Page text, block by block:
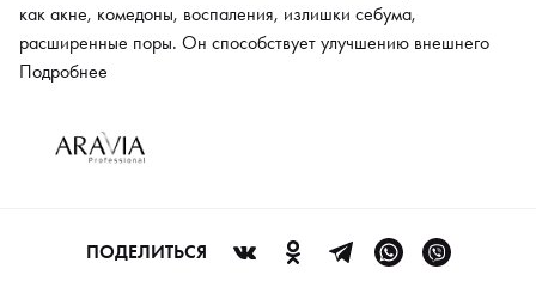
как акне, комедоны, воспаления, излишки себума,
расширенные поры. Он способствует улучшению внешнего
вида проблемной кожи и оказывает профилактическое
угрей и черных точек, запускает процесс кератинизации.
Сочетание противовоспалительных компонентов устраняют
подсушивает, сужает поры. Крем обеспечивает сокращение
черных точек и воспалений на лице.
Подробнее
ПОДЕЛИТЬСЯ